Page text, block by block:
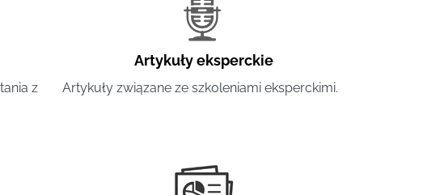
z
Artykuły eksperckie
Artykuły związane ze szkoleniami eksperckimi.